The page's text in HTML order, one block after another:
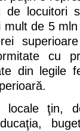
locuitori
mult de 5
cu
din legile
locale ţin,